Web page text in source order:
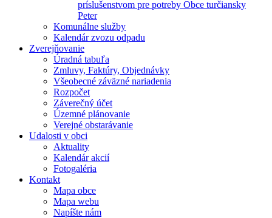
príslušenstvom pre potreby Obce turčiansky
Peter
Komunálne služby
Kalendár zvozu odpadu
Zverejňovanie
Úradná tabuľa
Zmluvy, Faktúry, Objednávky
Všeobecné záväzné nariadenia
Rozpočet
Záverečný účet
Územné plánovanie
Verejné obstarávanie
Udalosti v obci
Aktuality
Kalendár akcií
Fotogaléria
Kontakt
Mapa obce
Mapa webu
Napíšte nám